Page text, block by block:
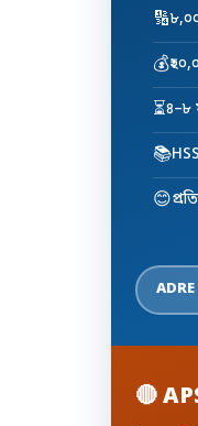
🔢
💰
⏳৪–৮
📚
😊
🔴